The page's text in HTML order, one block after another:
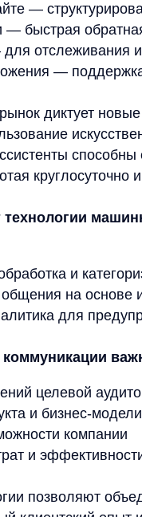
на основе
для
важно
бизнес-модели
компании
эффективности
опыт и
для крупных
нескольких тысяч в
основные
решений для
поддержка на
оперативную